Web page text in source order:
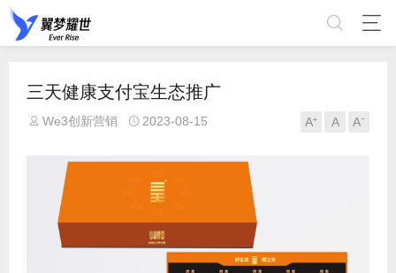
三天健康支付宝生态推广
We3创新营销 2023-08-15 A⁺ A A⁻